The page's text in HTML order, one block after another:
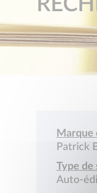
Marque
Patrick
Type de
Auto-